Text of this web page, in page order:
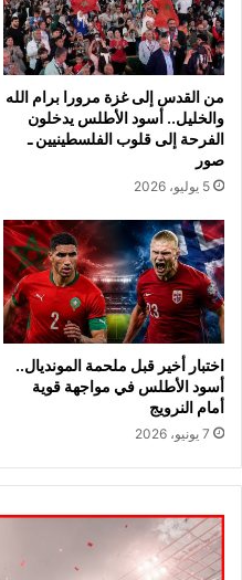
من القدس إلى غزة مرورا برام الله
والخليل.. أسود الأطلس يدخلون
الفرحة إلى قلوب الفلسطينيين ـ
صور
5 يوليو، 2026
اختبار أخير قبل ملحمة المونديال..
أسود الأطلس في مواجهة قوية
أمام النرويج
7 يونيو، 2026